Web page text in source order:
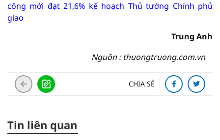
công mới đạt 21,6% kế hoạch Thủ tướng Chính phủ
giao
Trung Anh
Nguồn : thuongtruong.com.vn
CHIA SẺ
Tin liên quan